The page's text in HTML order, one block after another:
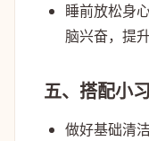
睡前放松身
脑兴奋，提
五、搭配小
做好基础清